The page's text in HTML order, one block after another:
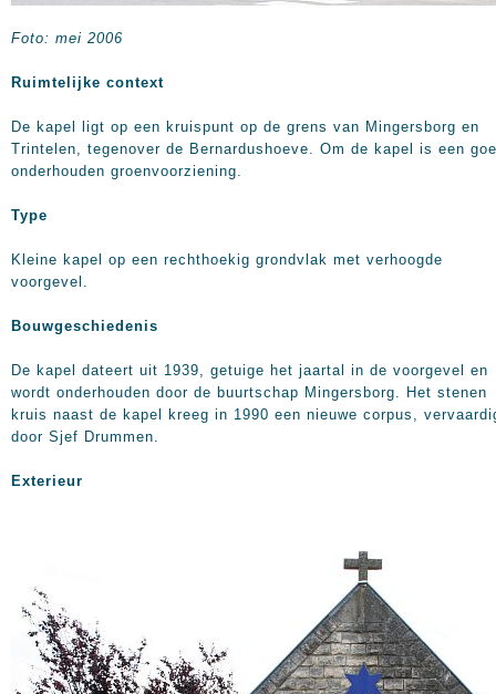
Foto: mei 2006
Ruimtelijke context
De kapel ligt op een kruispunt op de grens van Mingersborg en
Trintelen, tegenover de Bernardushoeve. Om de kapel is een
onderhouden groenvoorziening.
Type
Kleine kapel op een rechthoekig grondvlak met verhoogde
voorgevel.
Bouwgeschiedenis
De kapel dateert uit 1939, getuige het jaartal in de voorgevel en
wordt onderhouden door de buurtschap Mingersborg. Het stenen
kruis naast de kapel kreeg in 1990 een nieuwe corpus,
door Sjef Drummen.
Exterieur